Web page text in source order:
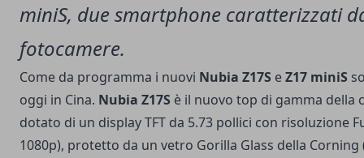
miniS, due smartphone caratterizzati
fotocamere.
Come da programma i nuovi Nubia Z17S eZ17 miniS
oggi in Cina. Nubia Z17S è il nuovo top di gamma della
dotato di un display TFT da 5.73 pollici con risoluzione
1080p), protetto da un vetro Gorilla Glass della